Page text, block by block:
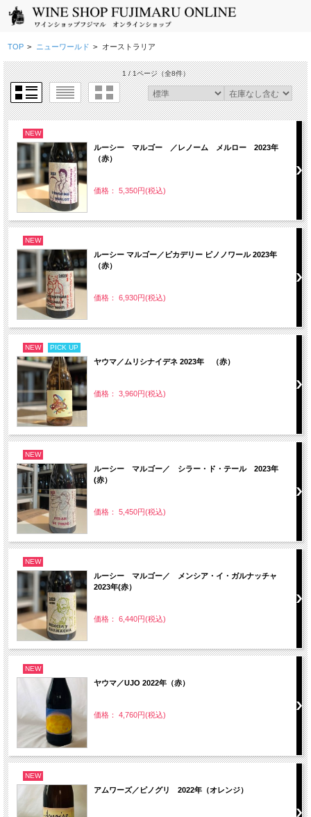
TOP > ニューワールド > オーストラリア
1 / 1ページ（全8件）
NEW
ルーシー マルゴー ／レノーム メルロー 2023年
（赤）
価格： 5,350円(税込)
NEW
ルーシー マルゴー／ピカデリー ピノノワール 2023年
（赤）
価格： 6,930円(税込)
NEW PICK UP
ヤウマ／ムリシナイデネ 2023年 （赤）
価格： 3,960円(税込)
NEW
ルーシー マルゴー／ シラー・ド・テール 2023年
(赤）
価格： 5,450円(税込)
NEW
ルーシー マルゴー／ メンシア・イ・ガルナッチャ
2023年(赤）
価格： 6,440円(税込)
NEW
ヤウマ／UJO 2022年（赤）
価格： 4,760円(税込)
NEW
アムワーズ／ピノグリ 2022年（オレンジ）